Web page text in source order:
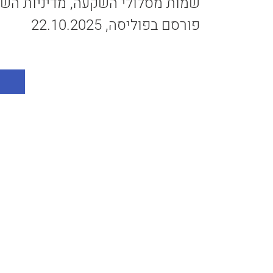
פורסם בפוליסה, 22.10.2025